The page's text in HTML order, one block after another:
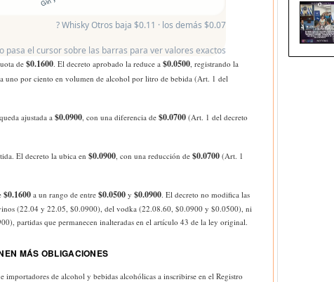
? Whisky Otros baja $0.11 · los demás $0.07
pasa el cursor sobre las barras para ver valores exactos
de $0.1600 . El decreto aprobado la reduce a $0.0500 , registrando la
uno por ciento en volumen de alcohol por litro de bebida (Art. 1 del
queda ajustada a $0.0900 , con una diferencia de $0.0700 (Art. 1 del decreto
El decreto la ubica en $0.0900 , con una reducción de $0.0700 (Art. 1
$0.1600 a un rango de entre $0.0500 y $0.0900 . El decreto no modifica las
(22.04 y 22.05, $0.0900), del vodka (22.08.60, $0.0900 y $0.0500), ni
partidas que permanecen inalteradas en el artículo 43 de la ley original.
MÁS OBLIGACIONES
de alcohol y bebidas alcohólicas a inscribirse en el Registro